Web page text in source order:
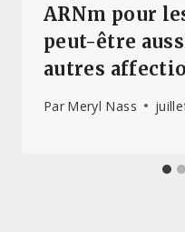
ARNm pour
peut-être
autres
Par Meryl Nass